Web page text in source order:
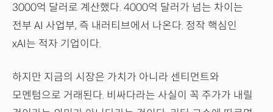
3000억 달러로 계산했다. 4000억 달러가 넘는 차이는
전부 AI 사업부, 즉 내러티브에서 나온다. 정작 핵심인
xAI는 적자 기업이다.
하지만 지금의 시장은 가치가 아니라 센티먼트와
모멘텀으로 거래된다. 비싸다라는 사실이 꼭 주가가 내릴